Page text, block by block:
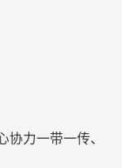
力一带一传、